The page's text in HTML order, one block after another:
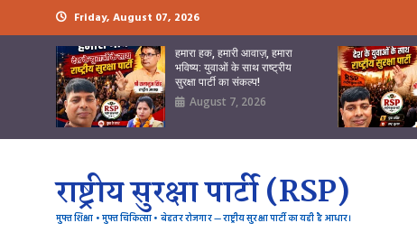
to
Friday, August 07, 2026
हमारा हक, हमारी आवाज़, हमारा
भविष्य: युवाओं के साथ राष्ट्रीय
सुरक्षा पार्टी का संकल्प!
August 7, 2026
राष्ट्रीय सुरक्षा पार्टी (RSP)
मुफ्त शिक्षा • मुफ्त चिकित्सा • बेहतर रोजगार — राष्ट्रीय सुरक्षा पार्टी का यही है आधार।